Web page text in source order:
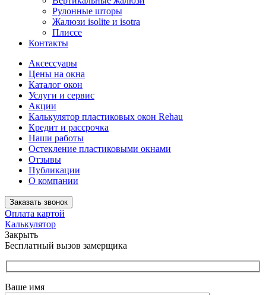
Рулонные шторы
Жалюзи isolite и isotra
Плиссе
Контакты
Аксессуары
Цены на окна
Каталог окон
Услуги и сервис
Акции
Калькулятор пластиковых окон Rehau
Кредит и рассрочка
Наши работы
Остекление пластиковыми окнами
Отзывы
Публикации
О компании
Заказать звонок
Оплата картой
Калькулятор
Закрыть
Бесплатный вызов замерщика
Ваше имя